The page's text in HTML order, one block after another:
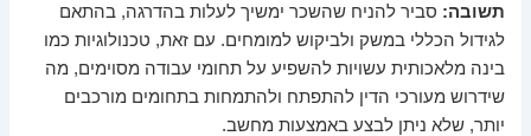
תשובה: סביר להניח שהשכר ימשיך לעלות בהדרגה, בהתאם
לגידול הכללי במשק ולביקוש למומחים. עם זאת, טכנולוגיות כמו
בינה מלאכותית עשויות להשפיע על תחומי עבודה מסוימים, מה
שידרוש מעורכי הדין להתפתח ולהתמחות בתחומים מורכבים
יותר, שלא ניתן לבצע באמצעות מחשב.